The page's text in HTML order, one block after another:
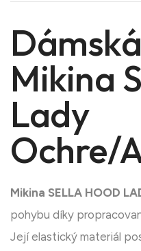
Mikina
Lady
Ochre/
Mikina SELLA HOOD
pohybu díky
Její elastický materiál